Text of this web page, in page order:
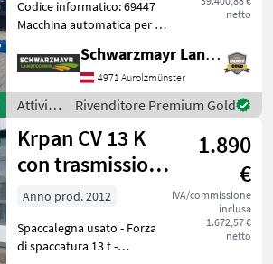
netto
Codice informatico: 69447
Macchina automatica per il
ore di funzionamento -
anno di costruzione 2020 -
con telaio - con nastro
trasp
Schwarzmayr Landtechnik GmbH - Aurolzmünster
4971 Aurolzmünster
Attività
forestali
e
lavorazione
del
legno /
Rivenditore Premium Gold
Krpan CV 13 K
con trasmissione
a presa di forza
1.890
€
IVA/commissione
inclusa
1.672,57 €
netto
Anno prod. 2012
Spaccalegna usato - Forza
di spaccatura 13 t -